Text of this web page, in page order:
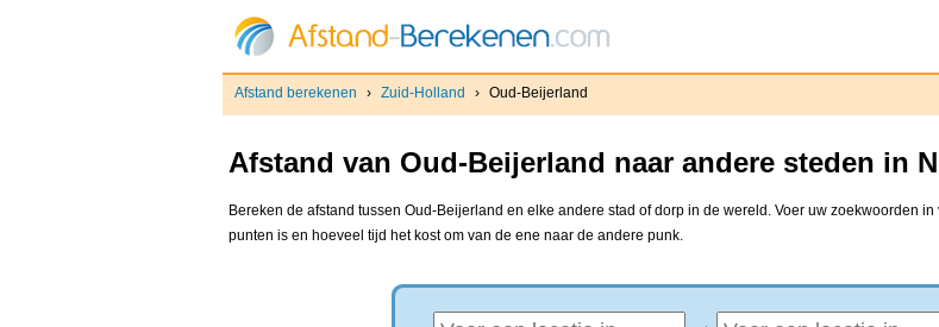
Afstand berekenen › Zuid-Holland › Oud-Beijerland
Afstand van Oud-Beijerland naar andere steden in
Bereken de afstand tussen Oud-Beijerland en elke andere stad of dorp in de wereld. Voer uw zoekwoorden
punten is en hoeveel tijd het kost om van de ene naar de andere punk.